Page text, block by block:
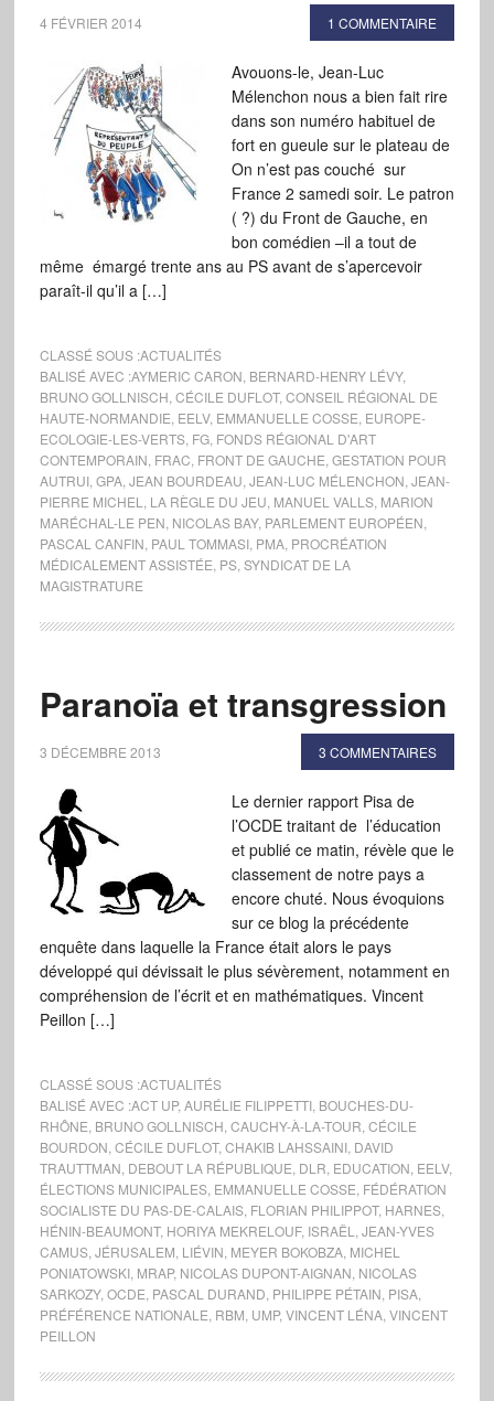
4 FÉVRIER 2014 1 COMMENTAIRE
Avouons-le, Jean-Luc
Mélenchon nous a bien fait rire
dans son numéro habituel de
fort en gueule sur le plateau de
On n’est pas couché sur
France 2 samedi soir. Le patron
( ?) du Front de Gauche, en
bon comédien –il a tout de
même émargé trente ans au PS avant de s’apercevoir
paraît-il qu’il a […]
CLASSÉ SOUS :ACTUALITÉS
BALISÉ AVEC :AYMERIC CARON BERNARD-HENRY LÉVY,
BRUNO GOLLNISCH CÉCILE DUFLOT, CONSEIL RÉGIONAL DE
HAUTE-NORMANDIE EELV, EMMANUELLE COSSE EUROPE-
ECOLOGIE-LES-VERTS, FG, FONDS RÉGIONAL D'ART
CONTEMPORAIN FRAC FRONT DE GAUCHE GESTATION POUR
AUTRUI, GPA, JEAN BOURDEAU JEAN-LUC MÉLENCHON JEAN-
PIERRE MICHEL
LA RÈGLE DU JEU MANUEL VALLS, MARION
MARÉCHAL-LE PEN NICOLAS BAY, PARLEMENT EUROPÉEN
PASCAL CANFIN PAUL TOMMASI, PMA, PROCRÉATION
MÉDICALEMENT ASSISTÉE PS, SYNDICAT DE LA
MAGISTRATURE
Paranoïa et transgression
3 DÉCEMBRE 2013 3 COMMENTAIRES
Le dernier rapport Pisa de
l’OCDE traitant de l’éducation
et publié ce matin, révèle que le
classement de notre pays a
encore chuté. Nous évoquions
sur ce blog la précédente
enquête dans laquelle la France était alors le pays
développé qui dévissait le plus sévèrement, notamment en
compréhension de l’écrit et en mathématiques. Vincent
Peillon […]
CLASSÉ SOUS :ACTUALITÉS
BALISÉ AVEC :ACT UP, AURÉLIE FILIPPETTI, BOUCHES-DU-
RHÔNE BRUNO GOLLNISCH CAUCHY-À-LA-TOUR CÉCILE
BOURDON CÉCILE DUFLOT, CHAKIB LAHSSAINI, DAVID
TRAUTTMAN DEBOUT LA RÉPUBLIQUE DLR EDUCATION EELV,
ÉLECTIONS MUNICIPALES, EMMANUELLE COSSE FÉDÉRATION
SOCIALISTE DU PAS-DE-CALAIS, FLORIAN PHILIPPOT, HARNES,
HÉNIN-BEAUMONT, HORIYA MEKRELOUF, ISRAËL
JEAN-YVES
CAMUS, JÉRUSALEM LIÉVIN MEYER BOKOBZA, MICHEL
PONIATOWSKI, MRAP, NICOLAS DUPONT-AIGNAN NICOLAS
SARKOZY, OCDE PASCAL DURAND PHILIPPE PÉTAIN PISA,
PRÉFÉRENCE NATIONALE RBM UMP, VINCENT LÉNA, VINCENT
PEILLON